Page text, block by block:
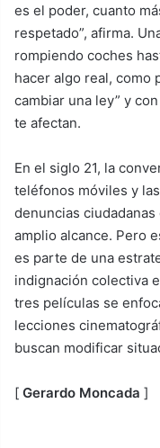
es el poder, cuanto
respetado”, afirma.
rompiendo coches
hacer algo real, como
cambiar una ley” y
te afectan.
En el siglo 21, la
teléfonos móviles y
denuncias
amplio alcance. Pero
es parte de una
indignación colectiva
tres películas se
lecciones
buscan modificar
[ Gerardo Moncada ]